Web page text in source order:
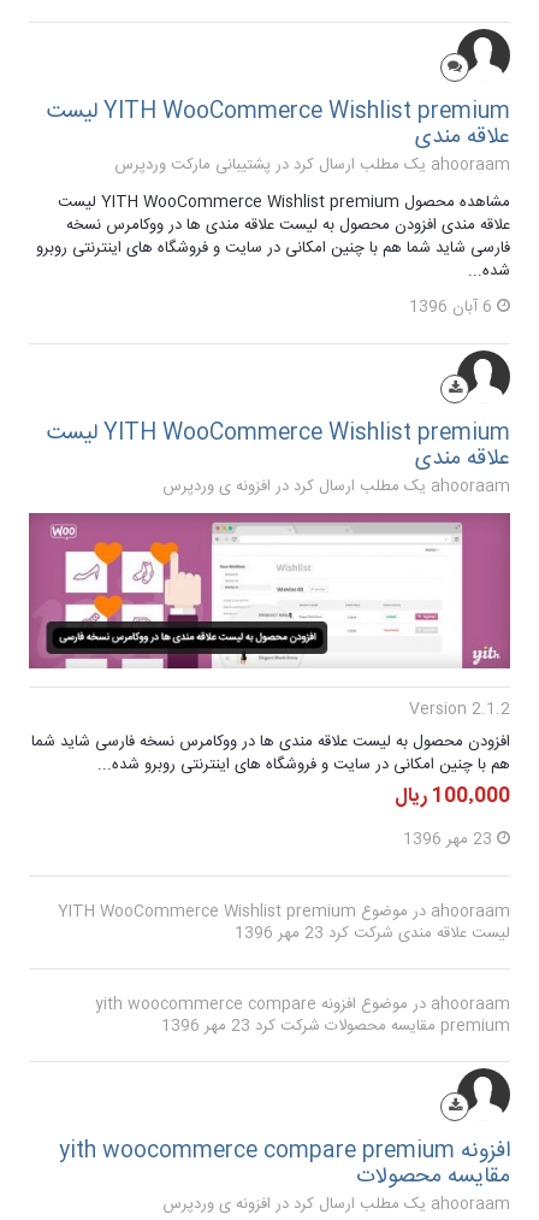
YITH WooCommerce Wishlist premium لیست
علاقه مندی
ahooraam یک مطلب ارسال کرد در
پشتیبانی مارکت وردپرس
مشاهده محصول YITH WooCommerce Wishlist premium لیست
علاقه مندی افزودن محصول به لیست علاقه مندی ها در ووکامرس نسخه
فارسی شاید شما هم با چنین امکانی در سایت و فروشگاه های اینترنتی روبرو
شده...
6 آبان 1396
YITH WooCommerce Wishlist premium لیست
علاقه مندی
ahooraam یک مطلب ارسال کرد در افزونه ی وردپرس
Version 2.1.2
افزودن محصول به لیست علاقه مندی ها در ووکامرس نسخه فارسی شاید شما
هم با چنین امکانی در سایت و فروشگاه های اینترنتی روبرو شده...
100٬000 ریال
23 مهر 1396
ahooraam در موضوع YITH WooCommerce Wishlist premium
لیست علاقه مندی شرکت کرد 23 مهر 1396
ahooraam در موضوع
افزونه yith woocommerce compare
premium مقایسه محصولات
شرکت کرد 23 مهر 1396
افزونه yith woocommerce compare premium
مقایسه محصولات
ahooraam یک مطلب ارسال کرد در افزونه ی وردپرس